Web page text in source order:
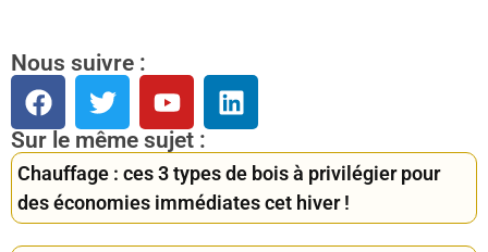
Nous suivre :
Sur le même sujet :
Chauffage : ces 3 types de bois à privilégier pour
des économies immédiates cet hiver !